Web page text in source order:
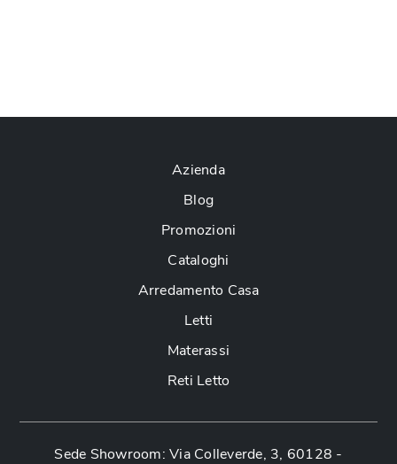
Azienda
Blog
Promozioni
Cataloghi
Arredamento Casa
Letti
Materassi
Reti Letto
Sede Showroom: Via Colleverde, 3, 60128 -